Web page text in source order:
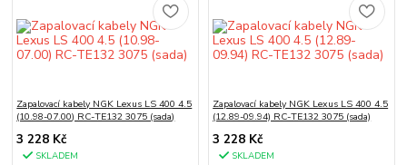
Zapalovací kabely NGK Lexus LS 400 4.5
(10.98-07.00) RC-TE132 3075 (sada)
3 228 Kč
SKLADEM
Zapalovací kabely NGK Lexus LS 400 4.5
(12.89-09.94) RC-TE132 3075 (sada)
3 228 Kč
SKLADEM